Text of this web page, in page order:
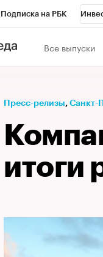
Подписка на РБК
Телеканал
Спецпроекты
Все выпуски
Пресс-релизы⁠, Санкт-
итоги